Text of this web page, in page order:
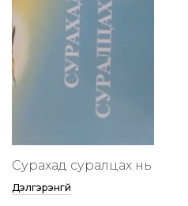
Сурахад суралцах нь
Дэлгэрэнгүй